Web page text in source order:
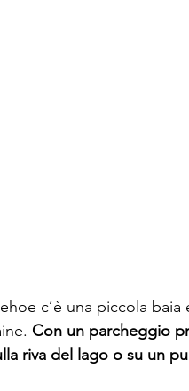
c’è una piccola
Con un parcheggio
riva del lago o su un